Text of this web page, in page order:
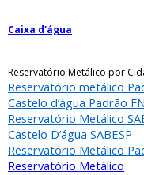
Caixa d'água
Reservatório Metálico por
Reservatório metálico
Castelo d’água Padrão
Reservatório Metálico
Castelo D’água SABESP
Reservatório Metálico
Reservatório Metálico